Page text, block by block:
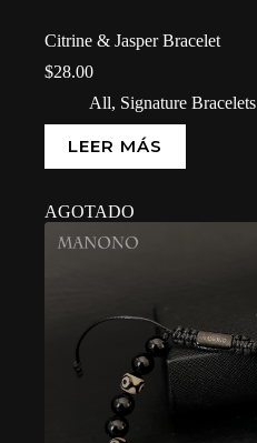
Citrine & Jasper Bracelet
$28.00
All, Signature Bracelets
LEER MÁS
AGOTADO